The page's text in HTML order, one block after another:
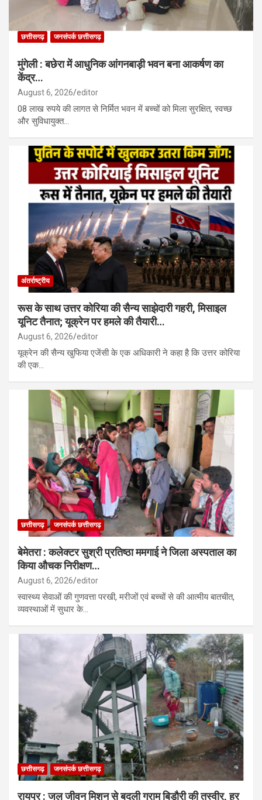
छत्तीसगढ़ जनसंपर्क छत्तीसगढ़
मुंगेली : बछेरा में आधुनिक आंगनबाड़ी भवन बना आकर्षण का
केंद्र…
August 6, 2026 editor
08 लाख रुपये की लागत से निर्मित भवन में बच्चों को मिला सुरक्षित, स्वच्छ
और सुविधायुक्त…
अंतर्राष्ट्रीय
रूस के साथ उत्तर कोरिया की सैन्य साझेदारी गहरी, मिसाइल
यूनिट तैनात; यूक्रेन पर हमले की तैयारी…
August 6, 2026 editor
यूक्रेन की सैन्य खुफिया एजेंसी के एक अधिकारी ने कहा है कि उत्तर कोरिया
की एक…
छत्तीसगढ़ जनसंपर्क छत्तीसगढ़
बेमेतरा : कलेक्टर सुश्री प्रतिष्ठा ममगाई ने जिला अस्पताल का
किया औचक निरीक्षण…
August 6, 2026 editor
स्वास्थ्य सेवाओं की गुणवत्ता परखी, मरीजों एवं बच्चों से की आत्मीय बातचीत,
व्यवस्थाओं में सुधार के…
छत्तीसगढ़ जनसंपर्क छत्तीसगढ़
रायपुर : जल जीवन मिशन से बदली ग्राम बिड़ौरी की तस्वीर, हर